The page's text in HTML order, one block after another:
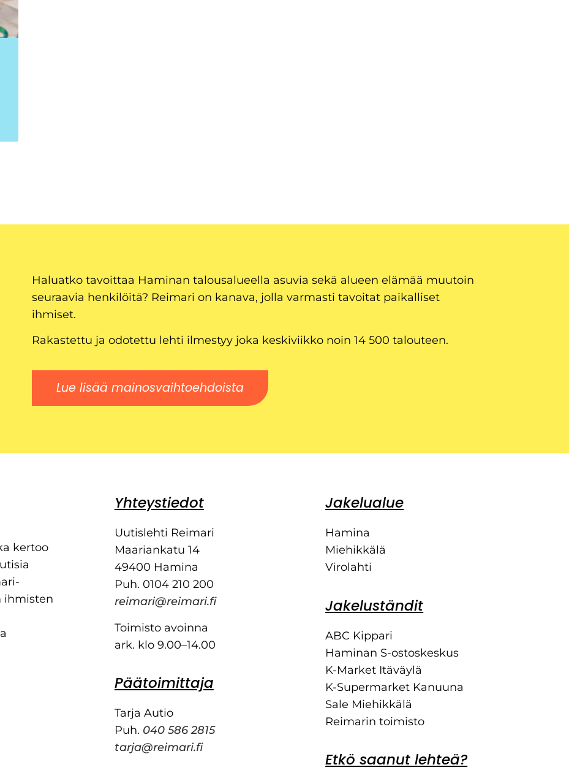
Haluatko tavoittaa Haminan talousalueella asuvia sekä alueen elämää muutoin
seuraavia henkilöitä? Reimari on kanava, jolla varmasti tavoitat paikalliset
ihmiset.
Rakastettu ja odotettu lehti ilmestyy joka keskiviikko noin 14 500 talouteen.
Lue lisää mainosvaihtoehdoista
kertoo
ihmisten
Yhteystiedot
Uutislehti Reimari
Maariankatu 14
49400 Hamina
Puh. 0104 210 200
reimari@reimari.fi
Toimisto avoinna
ark. klo 9.00–14.00
Päätoimittaja
Tarja Autio
Puh. 040 586 2815
tarja@reimari.fi
Jakelualue
Hamina
Miehikkälä
Virolahti
Jakeluständit
ABC Kippari
Haminan S-ostoskeskus
K-Market Itäväylä
K-Supermarket Kanuuna
Sale Miehikkälä
Reimarin toimisto
Etkö saanut lehteä?